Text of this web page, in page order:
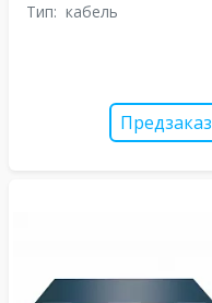
Тип: кабель
Предзаказ